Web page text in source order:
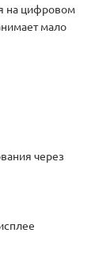
на цифровом
мало
через